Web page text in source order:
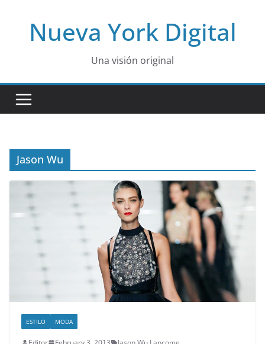
contentNueva York Digital
Una visión original
Jason Wu
ESTILO MODA